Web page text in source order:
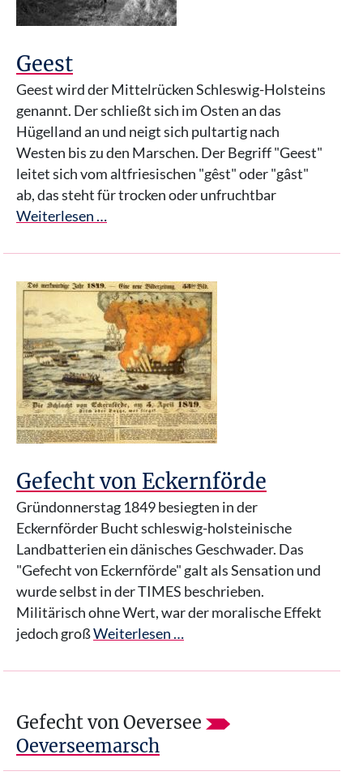
Geest
Geest wird der Mittelrücken Schleswig-Holsteins
genannt. Der schließt sich im Osten an das
Hügelland an und neigt sich pultartig nach
Westen bis zu den Marschen. Der Begriff "Geest"
leitet sich vom altfriesischen "gêst" oder "gâst"
ab, das steht für trocken oder unfruchtbar
Weiterlesen …
Gefecht von Eckernförde
Gründonnerstag 1849 besiegten in der
Eckernförder Bucht schleswig-holsteinische
Landbatterien ein dänisches Geschwader. Das
"Gefecht von Eckernförde" galt als Sensation und
wurde selbst in der TIMES beschrieben.
Militärisch ohne Wert, war der moralische Effekt
jedoch großWeiterlesen …
Gefecht von Oeversee
Oeverseemarsch